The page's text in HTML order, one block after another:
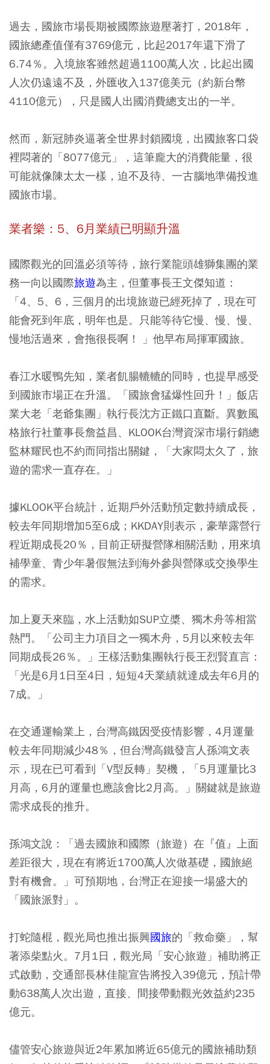
過去，國旅市場長期被國際旅遊壓著打，2018年，
國旅總產值僅有3769億元，比起2017年還下滑了
6.74％。入境旅客雖然超過1100萬人次，比起出國
人次仍遠遠不及，外匯收入137億美元（約新台幣
4110億元），只是國人出國消費總支出的一半。
然而，新冠肺炎逼著全世界封鎖國境，出國旅客口袋
裡悶著的「8077億元」，這筆龐大的消費能量，很
可能就像陳太太一樣，迫不及待、一古腦地準備投進
國旅市場。
業者樂：5、6月業績已明顯升溫
國際觀光的回溫必須等待，旅行業龍頭雄獅集團的業
務一向以國際旅遊為主，但董事長王文傑知道：
「4、5、6，三個月的出境旅遊已經死掉了，現在可
能會死到年底，明年也是。只能等待它慢、慢、慢、
慢地活過來，會拖很長啊！ 」他早布局揮軍國旅。
春江水暖鴨先知，業者飢腸轆轆的同時，也提早感受
到國旅市場正在升溫。「國旅會猛爆性回升！」飯店
業大老「老爺集團」執行長沈方正鐵口直斷。異數風
格旅行社董事長詹益昌、KLOOK台灣資深市場行銷總
監林耀民也不約而同指出關鍵，「大家悶太久了，旅
遊的需求一直存在。」
據KLOOK平台統計，近期戶外活動預定數持續成長，
較去年同期增加5至6成；KKDAY則表示，豪華露營行
程近期成長20％，目前正研擬營隊相關活動，用來填
補學童、青少年暑假無法到海外參與營隊或交換學生
的需求。
加上夏天來臨，水上活動如SUP立槳、獨木舟等相當
熱門。「公司主力項目之一獨木舟，5月以來較去年
同期成長26％。」王樣活動集團執行長王烈賢直言：
「光是6月1日至4日，短短4天業績就達成去年6月的
7成。」
在交通運輸業上，台灣高鐵因受疫情影響，4月運量
較去年同期減少48％，但台灣高鐵發言人孫鴻文表
示，現在已可看到「V型反轉」契機，「5月運量比3
月高，6月的運量也應該會比2月高。」關鍵就是旅遊
需求成長的推升。
孫鴻文說：「過去國旅和國際（旅遊）在『值』上面
差距很大，現在有將近1700萬人次做基礎，國旅絕
對有機會。」可預期地，台灣正在迎接一場盛大的
「國旅派對」。
打蛇隨棍，觀光局也推出振興國旅的「救命藥」，幫
著添柴點火。7月1日，觀光局「安心旅遊」補助將正
式啟動，交通部長林佳龍宣告將投入39億元，預計帶
動638萬人次出遊，直接、間接帶動觀光效益約235
億元。
儘管安心旅遊與近2年累加將近65億元的國旅補助類